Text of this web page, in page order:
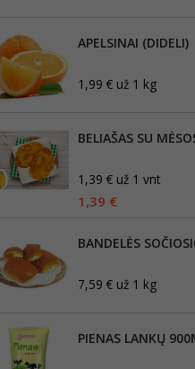
APELSINAI (DIDELI)
1,99 € už 1 kg
1,39 € už 1 vnt
1,39 €
7,59 € už 1 kg